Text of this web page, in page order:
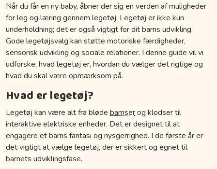
Når du får en ny baby, åbner der sig en verden af muligheder
for leg og læring gennem legetøj. Legetøj er ikke kun
underholdning; det er også vigtigt for dit barns udvikling.
Gode legetøjsvalg kan støtte motoriske færdigheder,
sensorisk udvikling og sociale relationer. I denne guide vil vi
udforske, hvad legetøj er, hvordan du vælger det rigtige og
hvad du skal være opmærksom på.
Hvad er legetøj?
Legetøj kan være alt fra bløde bamserog klodser til
interaktive elektriske enheder. Det er designet til at
engagere et barns fantasi og nysgerrighed. I de første år er
det vigtigt at vælge legetøj, der er sikkert og egnet til
barnets udviklingsfase.